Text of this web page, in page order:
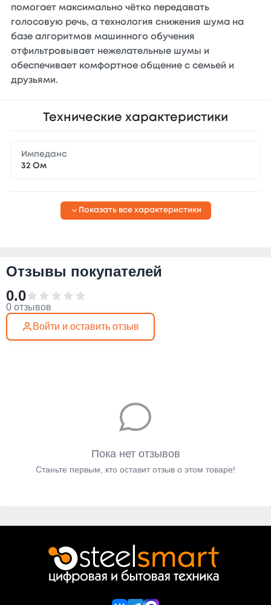
помогает максимально чётко передавать
голосовую речь, а технология снижения шума на
базе алгоритмов машинного обучения
отфильтровывает нежелательные шумы и
обеспечивает комфортное общение с семьей и
друзьями.
Технические характеристики
Импеданс
32 Ом
Показать все характеристики
Отзывы покупателей
0.0
0 отзывов
Войти и оставить отзыв
Пока нет отзывов
Станьте первым, кто оставит отзыв о этом товаре!